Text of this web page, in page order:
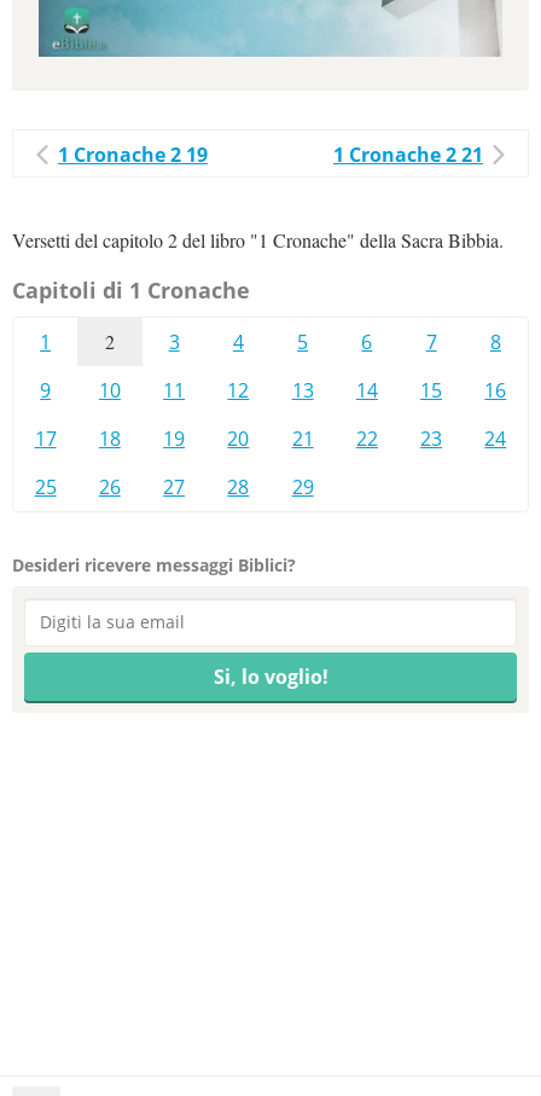
1 Cronache 2 19 1 Cronache 2 21
Versetti del capitolo 2 del libro "1 Cronache" della Sacra Bibbia.
Capitoli di 1 Cronache
1 2 3 4 5 6 7
8
9
10 11 12 13 14 15
16
17
18 19 20 21 22 23
24
25
26 27 28 29
Desideri ricevere messaggi Biblici?